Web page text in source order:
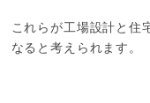
これらが工場設計と住
なると考えられます。